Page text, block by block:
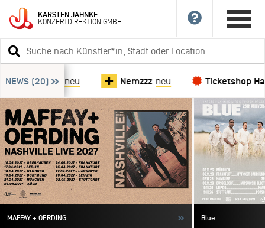
KARSTENJAHNKE
KONZERTDIREKTIONGMBH
Suchbegriff
eingeben
NEWS (20)
News-Ticker
Megadeth neu Nemzzz neu Ticketshop
MAFFAY + OERDING Blue